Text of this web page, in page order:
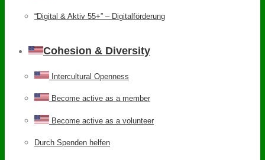
“Digital & Aktiv 55+” – Digitalförderung
Cohesion & Diversity
Intercultural Openness
Become active as a member
Become active as a volunteer
Durch Spenden helfen